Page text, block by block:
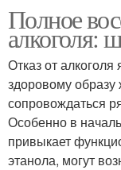
Полное
алкоголя:
Отказ от
здоровому образу
сопровождаться
Особенно в
привыкает
этанола, могут